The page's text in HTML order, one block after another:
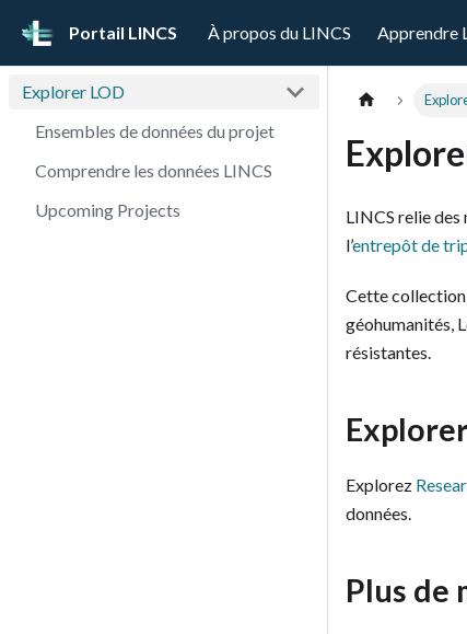
Portail LINCS À propos du LINCS Apprendre
Explorer LOD
Ensembles de données du projet
Comprendre les données LINCS
Upcoming Projects
LINCS relie
l’entrepôt de
Cette collection
géohumanités,
résistantes.
Explorez
données.
Plus de